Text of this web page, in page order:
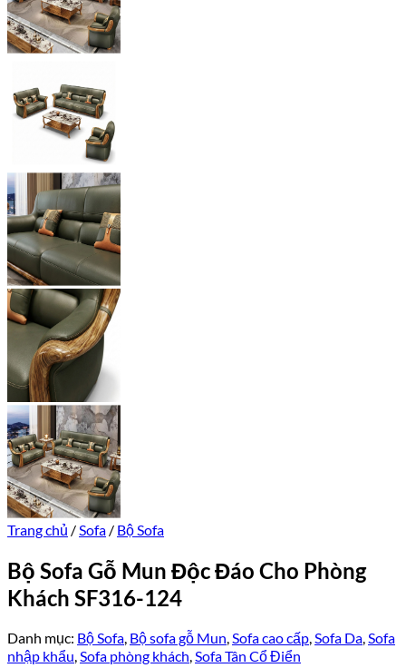
Trang chủ /Sofa / Bộ Sofa
Bộ Sofa Gỗ Mun Độc Đáo Cho Phòng
Khách SF316-124
Danh mục: Bộ Sofa, Bộ sofa gỗ Mun,Sofa cao cấp,Sofa Da,Sofa
nhập khẩu,Sofa phòng khách,Sofa Tân Cổ Điển